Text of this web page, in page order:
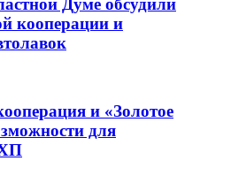
Думе обсудили
кооперации и
и «Золотое
для